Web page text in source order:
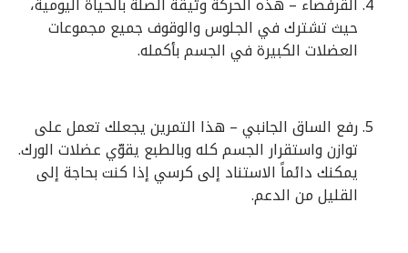
حيث تشترك في الجلوس والوقوف جميع مجموعات
العضلات الكبيرة في الجسم بأكمله.
رفع الساق الجانبي – هذا التمرين يجعلك تعمل على
توازن واستقرار الجسم كله وبالطبع يقوّي عضلات الورك.
يمكنك دائماً الاستناد إلى كرسي إذا كنت بحاجة إلى
القليل من الدعم.